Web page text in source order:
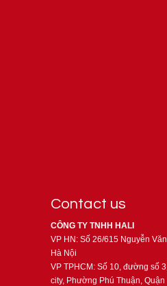
Contact us
CÔNG TY TNHH HALI
VP HN: Số 26/615 Nguyễn
Hà Nội
VP TPHCM: Số 10, đường số
city, Phường Phú Thuận, Quận